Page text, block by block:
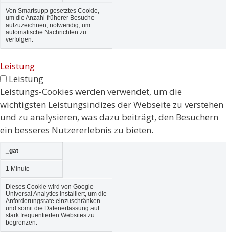
Von Smartsupp gesetztes Cookie,
um die Anzahl früherer Besuche
aufzuzeichnen, notwendig, um
automatische Nachrichten zu
verfolgen.
Leistung
Leistung
Leistungs-Cookies werden verwendet, um die
wichtigsten Leistungsindizes der Webseite zu verstehen
und zu analysieren, was dazu beiträgt, den Besuchern
ein besseres Nutzererlebnis zu bieten.
_gat
1 Minute
Dieses Cookie wird von Google
Universal Analytics installiert, um die
Anforderungsrate einzuschränken
und somit die Datenerfassung auf
stark frequentierten Websites zu
begrenzen.